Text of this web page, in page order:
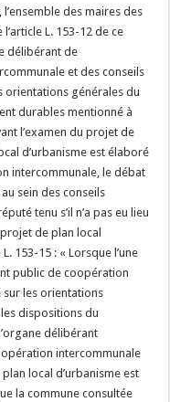
des maires des
L. 153-12 de ce
délibérant de
et des conseils
orientations générales du
durables mentionné à
l’examen du projet de
d’urbanisme est élaboré
intercommunale, le débat
sein des conseils
tenu s’il n’a pas eu lieu
de plan local
153-15 : « Lorsque l’une
public de coopération
les orientations
dispositions du
délibérant
intercommunale
local d’urbanisme est
la commune consultée